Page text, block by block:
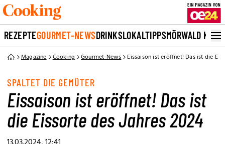
REZEPTEGOURMET-NEWSDRINKSLOKALTIPPSMÖRWALD
Magazine Cooking Gourmet-News Eissaison ist eröffnet! Das ist die
SPALTET DIE GEMÜTER
Eissaison ist eröffnet! Das ist
die Eissorte des Jahres 2024